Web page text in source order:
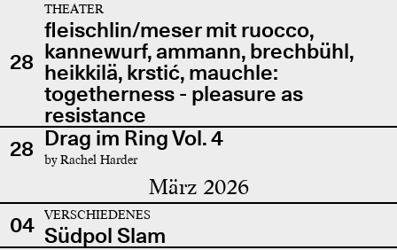
28
THEATER
fleischlin/meser mit ruocco,
kannewurf, ammann, brechbühl,
heikkilä, krstić, mauchle:
togetherness - pleasure as
resistance
28 Drag im Ring Vol. 4
by Rachel Harder
März 2026
04 VERSCHIEDENES
Südpol Slam